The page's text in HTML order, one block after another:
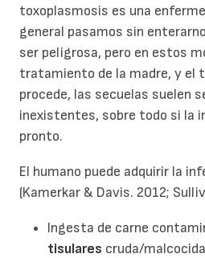
toxoplasmosis es una
general pasamos sin
ser peligrosa, pero en estos
tratamiento de la madre, y el
procede, las secuelas suelen
inexistentes, sobre todo si la
pronto.
El humano puede adquirir la
(Kamerkar & Davis. 2012;
Ingesta de carne
tisulares cruda/